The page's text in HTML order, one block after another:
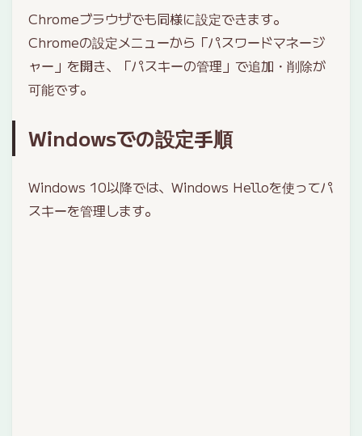
Chromeブラウザでも同様に設定できます。
Chromeの設定メニューから「パスワードマネージ
ャー」を開き、「パスキーの管理」で追加・削除が
可能です。
Windowsでの設定手順
Windows 10以降では、Windows Helloを使ってパ
スキーを管理します。